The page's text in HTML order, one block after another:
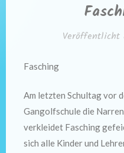
Veröffentlicht
Fasching
Am letzten Schultag vor
Gangolfschule die
verkleidet Fasching
sich alle Kinder und